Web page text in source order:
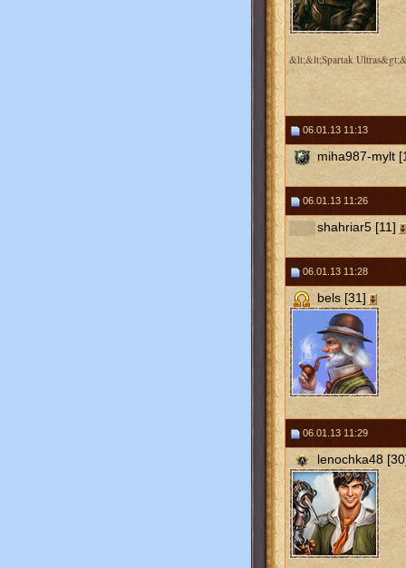
&lt;&lt;Spartak
06.01.13 11:13
miha987-mylt
06.01.13 11:26
shahriar5 [11]
06.01.13 11:28
bels [31]
06.01.13 11:29
lenochka48